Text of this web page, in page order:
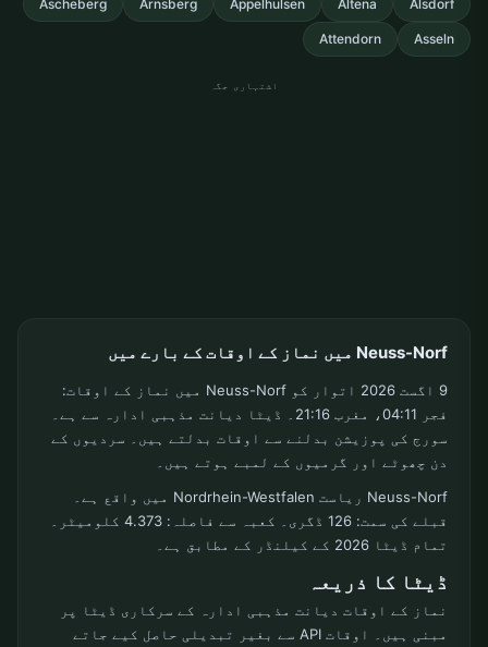
Alsdorf
Altena
Appelhulsen
Arnsberg
Ascheberg
Asseln
Attendorn
اشتہاری جگہ
Neuss-Norf میں نماز کے اوقات کے بارے میں
9 اگست 2026 اتوار کو Neuss-Norf میں نماز کے اوقات:
فجر 04:11، مغرب 21:16۔ ڈیٹا دیانت مذہبی ادارہ سے ہے۔
سورج کی پوزیشن بدلنے سے اوقات بدلتے ہیں۔ سردیوں کے
دن چھوٹے اور گرمیوں کے لمبے ہوتے ہیں۔
Neuss-Norf ریاست Nordrhein-Westfalen میں واقع ہے۔
قبلے کی سمت: 126 ڈگری۔ کعبہ سے فاصلہ: 4.373 کلومیٹر۔
تمام ڈیٹا 2026 کے کیلنڈر کے مطابق ہے۔
ڈیٹا کا ذریعہ
نماز کے اوقات دیانت مذہبی ادارہ کے سرکاری ڈیٹا پر
مبنی ہیں۔ اوقات API سے بغیر تبدیلی حاصل کیے جاتے